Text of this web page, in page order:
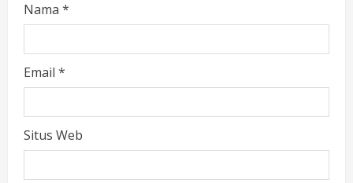
Nama *
Email *
Situs Web